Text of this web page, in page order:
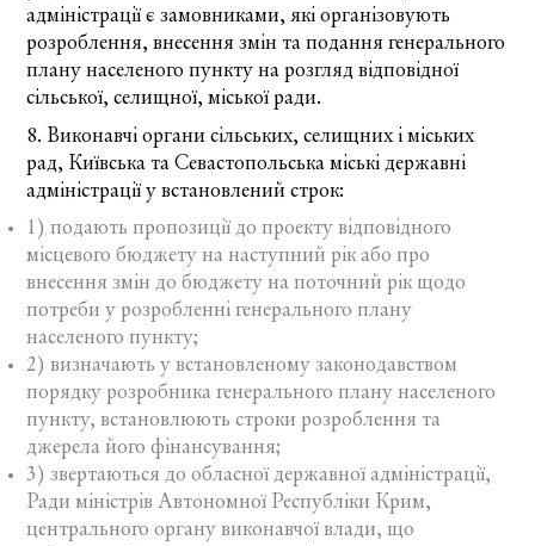
адміністрації є замовниками, які організовують
розроблення, внесення змін та подання генерального
плану населеного пункту на розгляд відповідної
сільської, селищної, міської ради.
8. Виконавчі органи сільських, селищних і міських
рад, Київська та Севастопольська міські державні
адміністрації у встановлений строк:
1) подають пропозиції до проекту відповідного
місцевого бюджету на наступний рік або про
внесення змін до бюджету на поточний рік щодо
потреби у розробленні генерального плану
населеного пункту;
2) визначають у встановленому законодавством
порядку розробника генерального плану населеного
пункту, встановлюють строки розроблення та
джерела його фінансування;
3) звертаються до обласної державної адміністрації,
Ради міністрів Автономної Республіки Крим,
центрального органу виконавчої влади, що